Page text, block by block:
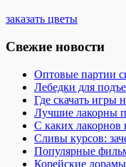
заказать цветы
Свежие новости
Оптовые партии
Лебедки для
Где скачать игры
Лучшие лакорны
С каких лакорнов
Сливы курсов:
Популярные
Корейские